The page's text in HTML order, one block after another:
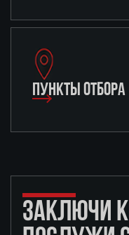
ПУНКТЫ ОТБОРА
ЗАКЛЮЧИ